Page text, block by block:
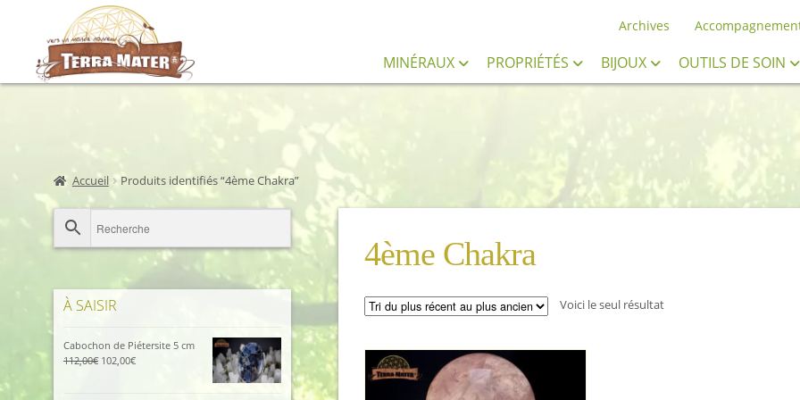
Aller
à
la
Aller
au
contenu
Archives
MINÉRAUX PROPRIÉTÉS BIJOUX OUTILS DE SOIN
Accueil Produits identifiés “4ème Chakra”
4ème Chakra
Voici le seul résultat
À SAISIR
Cabochon de Piétersite 5 cm
112,00€ Le
102,00€Le